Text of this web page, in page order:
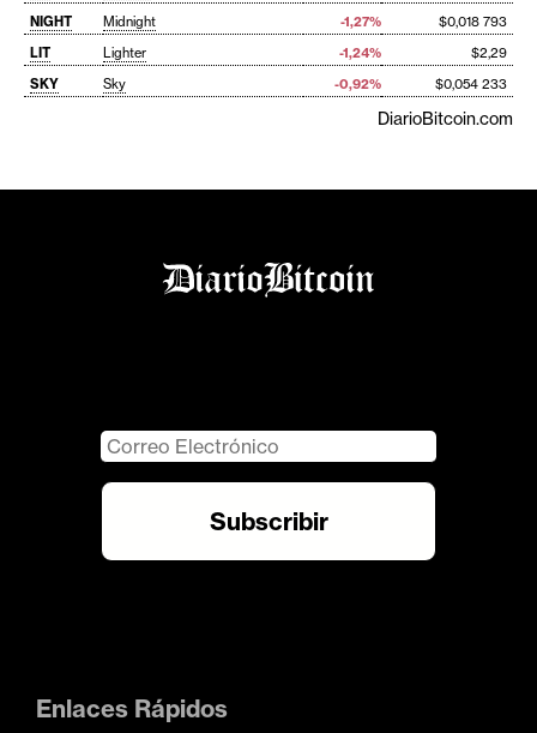
NIGHT
Midnight -1,27%
$0,018 793
LIT
Lighter -1,24%
$2,29
SKY
Sky -0,92% $0,054 233
DiarioBitcoin.com
Enlaces Rápidos